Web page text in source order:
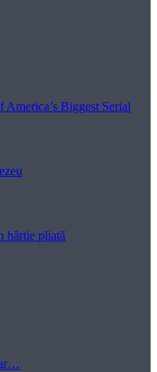
Biggest Serial
hârtie pliată